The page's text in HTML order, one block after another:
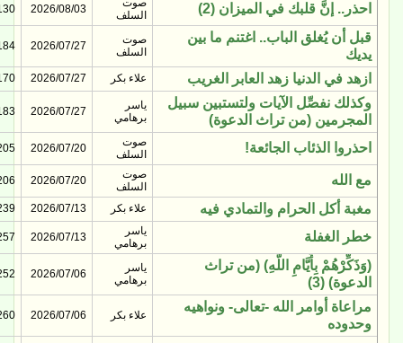
احذر.. إنَّ قلبك في الميزان (2) 2026/08/03
130
قبل أن يُغلق الباب.. اغتنم ما بين
2026/07/27
184
ازهد في الدنيا زهد العابر الغريب علاء بكر 2026/07/27
170
وكذلك نفصِّل الآيات ولتستبين سبيل
المجرمين (من تراث الدعوة)
ياسر
برهامي
2026/07/27
183
احذروا الذئاب الجائعة! 2026/07/20
205
مع الله 2026/07/20
206
مغبة أكل الحرام والتمادي فيه علاء بكر 2026/07/13
239
خطر الغفلة
برهامي
2026/07/13
257
(وَذَكِّرْهُمْ بِأَيَّامِ اللَّهِ) (من تراث
الدعوة) (3)
برهامي
2026/07/06
252
مراعاة أوامر الله -تعالى- ونواهيه
وحدوده
علاء بكر 2026/07/06
260